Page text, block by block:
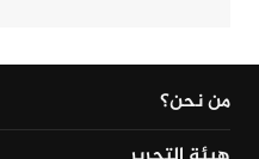
من نحن؟